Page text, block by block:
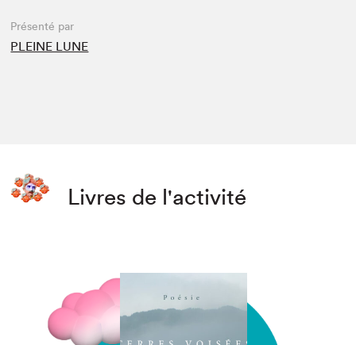
Présenté par
PLEINE LUNE
Livres de l'activité